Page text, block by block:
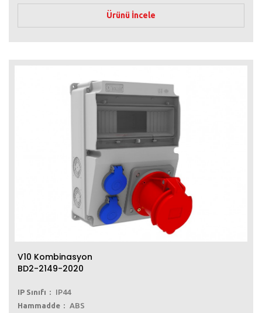
Ürünü İncele
V10 Kombinasyon
BD2-2149-2020
IP Sınıfı
IP44
Hammadde
ABS